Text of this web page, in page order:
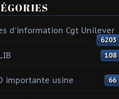
d'information Cgt Unilever
6203
108
importante usine 66